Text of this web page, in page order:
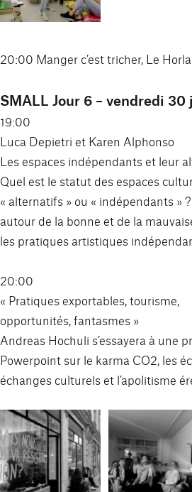
20:00 Manger c’est tricher, Le
SMALL Jour 6 – vendredi 30
19:00
Luca Depietri et Karen Alphonso
Les espaces indépendants et leur
Quel est le statut des espaces
« alternatifs » ou « indépendants »
autour de la bonne et de la
les pratiques artistiques
20:00
« Pratiques exportables, tourisme,
opportunités, fantasmes »
Andreas Hochuli s’essayera à une
Powerpoint sur le karma CO2, les
échanges culturels et l’apolitisme